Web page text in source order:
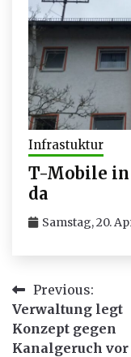
Infrastuktur
T-Mobile
da
Samstag, 20.
Previous:
Verwaltung legt
Konzept gegen
Kanalgeruch vor